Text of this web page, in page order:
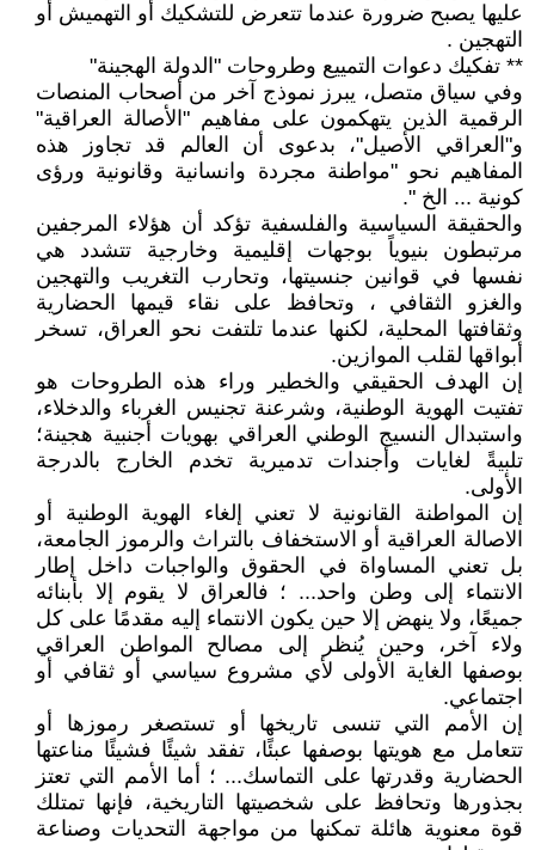
عليها يصبح ضرورة عندما تتعرض للتشكيك أو التهميش أو
التهجين .
** تفكيك دعوات التمييع وطروحات "الدولة الهجينة"
وفي سياق متصل، يبرز نموذج آخر من أصحاب المنصات
الرقمية الذين يتهكمون على مفاهيم "الأصالة العراقية"
و"العراقي الأصيل"، بدعوى أن العالم قد تجاوز هذه
المفاهيم نحو "مواطنة مجردة وانسانية وقانونية ورؤى
كونية ... الخ ".
والحقيقة السياسية والفلسفية تؤكد أن هؤلاء المرجفين
مرتبطون بنيوياً بوجهات إقليمية وخارجية تتشدد هي
نفسها في قوانين جنسيتها، وتحارب التغريب والتهجين
والغزو الثقافي ، وتحافظ على نقاء قيمها الحضارية
وثقافتها المحلية، لكنها عندما تلتفت نحو العراق، تسخر
أبواقها لقلب الموازين.
إن الهدف الحقيقي والخطير وراء هذه الطروحات هو
تفتيت الهوية الوطنية، وشرعنة تجنيس الغرباء والدخلاء،
واستبدال النسيج الوطني العراقي بهويات أجنبية هجينة؛
تلبيةً لغايات وأجندات تدميرية تخدم الخارج بالدرجة
الأولى.
إن المواطنة القانونية لا تعني إلغاء الهوية الوطنية أو
الاصالة العراقية أو الاستخفاف بالتراث والرموز الجامعة،
بل تعني المساواة في الحقوق والواجبات داخل إطار
الانتماء إلى وطن واحد... ؛ فالعراق لا يقوم إلا بأبنائه
جميعًا، ولا ينهض إلا حين يكون الانتماء إليه مقدمًا على كل
ولاء آخر، وحين يُنظر إلى مصالح المواطن العراقي
بوصفها الغاية الأولى لأي مشروع سياسي أو ثقافي أو
اجتماعي.
إن الأمم التي تنسى تاريخها أو تستصغر رموزها أو
تتعامل مع هويتها بوصفها عبئًا، تفقد شيئًا فشيئًا مناعتها
الحضارية وقدرتها على التماسك... ؛ أما الأمم التي تعتز
بجذورها وتحافظ على شخصيتها التاريخية، فإنها تمتلك
قوة معنوية هائلة تمكنها من مواجهة التحديات وصناعة